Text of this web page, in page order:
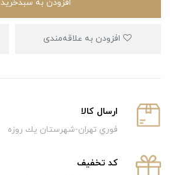
افزودن به سبدخرید
ارسال كالا
فوري تهران-شهرستان يك روزه
كد تخفيف